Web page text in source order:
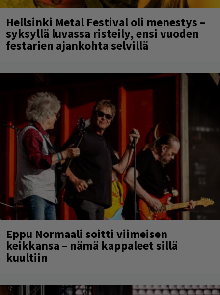
Hellsinki Metal Festival oli menestys –
syksyllä luvassa risteily, ensi vuoden
festarien ajankohta selvillä
Eppu Normaali soitti viimeisen
keikkansa – nämä kappaleet sillä
kuultiin